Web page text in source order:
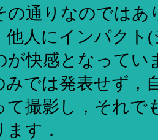
の通りなのではあ
他人にインパクト
が快感となって
みでは発表せず，
て撮影し，それで
す．